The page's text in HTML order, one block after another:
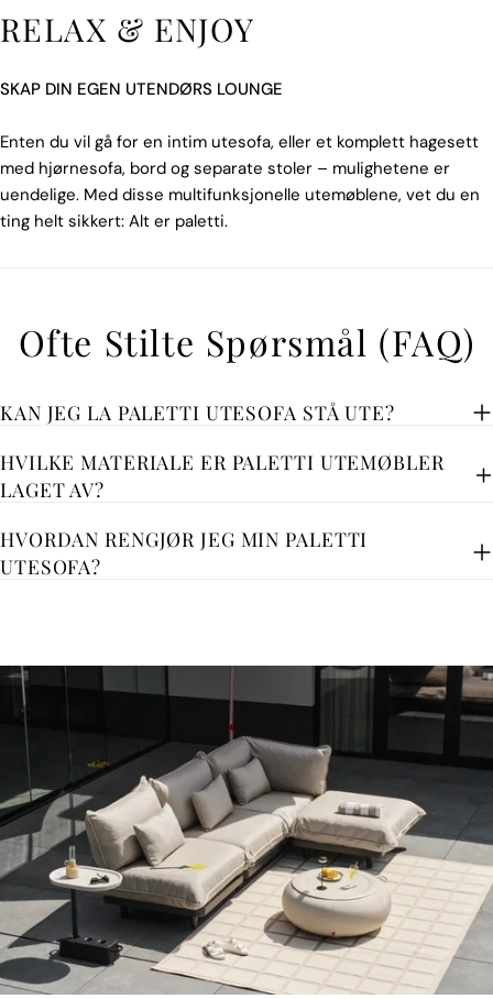
RELAX & ENJOY
SKAP DIN EGEN UTENDØRS LOUNGE
Enten du vil gå for en intim utesofa, eller et komplett hagesett
med hjørnesofa, bord og separate stoler – mulighetene er
uendelige. Med disse multifunksjonelle utemøblene, vet du en
ting helt sikkert: Alt er paletti.
Ofte Stilte Spørsmål (FAQ)
KAN JEG LA PALETTI UTESOFA STÅ UTE?
HVILKE MATERIALE ER PALETTI UTEMØBLER
LAGET AV?
HVORDAN RENGJØR JEG MIN PALETTI
UTESOFA?